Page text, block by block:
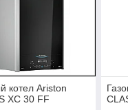
котел Ariston
XC 30 FF